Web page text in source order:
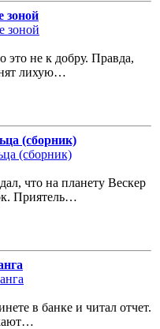
зоной
это не к добру. Правда,
лихую…
(сборник)
что на планету Вескер
Приятель…
в банке и читал отчет.